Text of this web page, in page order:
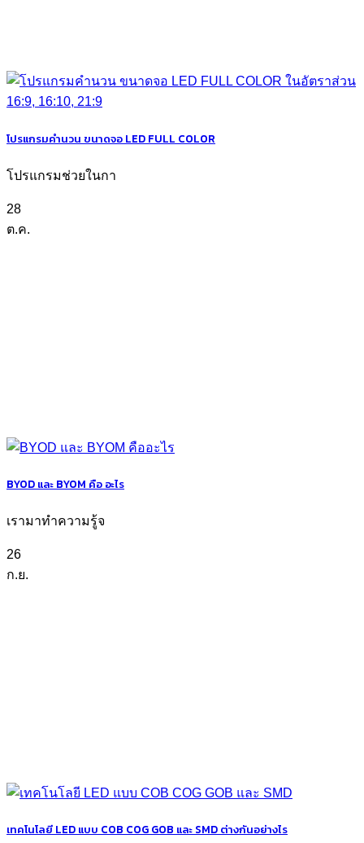
โปรแกรมคำนวน ขนาดจอ LED FULL COLOR
โปรแกรมช่วยในกา
28
ต.ค.
BYOD และ BYOM คือ อะไร
เรามาทำความรู้จ
26
ก.ย.
เทคโนโลยี LED แบบ COB COG GOB และ SMD ต่างกันอย่างไร